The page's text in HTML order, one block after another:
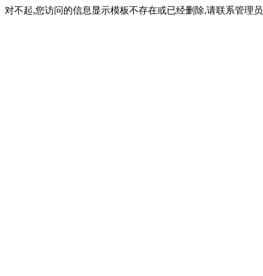
对不起,您访问的信息显示模板不存在或已经删除,请联系管理